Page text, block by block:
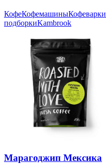
КофеКофемашиныКофеварки
подборкиKambrook
Марагоджип Мексика